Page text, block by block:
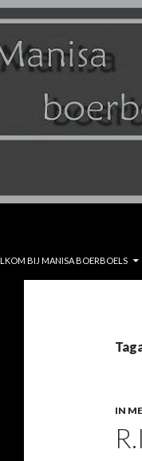
BIJ MANISA BOERBOELS
IN